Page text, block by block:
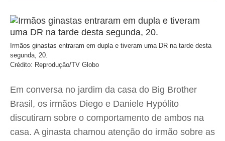
Irmãos ginastas entraram em dupla e tiveram uma DR na tarde desta
segunda, 20.
Crédito: Reprodução/TV Globo
Em conversa no jardim da casa do Big Brother
Brasil, os irmãos Diego e Daniele Hypólito
discutiram sobre o comportamento de ambos na
casa. A ginasta chamou atenção do irmão sobre as